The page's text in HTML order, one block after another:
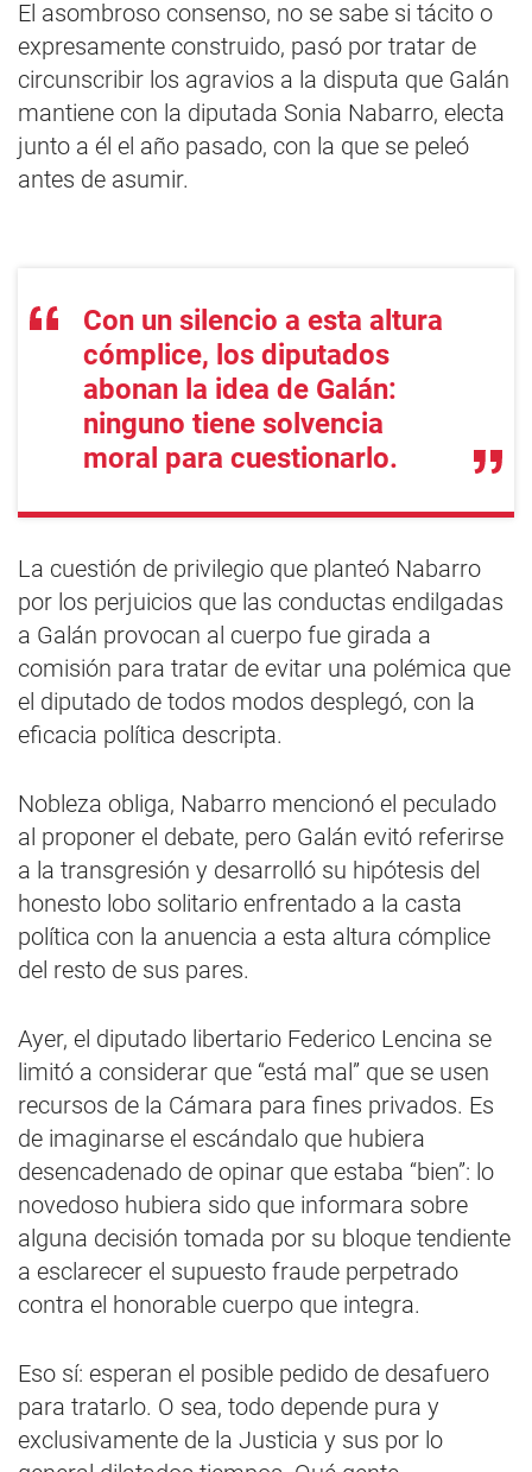
El asombroso consenso, no se sabe si tácito o
expresamente construido, pasó por tratar de
circunscribir los agravios a la disputa que Galán
mantiene con la diputada Sonia Nabarro, electa
junto a él el año pasado, con la que se peleó
antes de asumir.
Con un silencio a esta altura
cómplice, los diputados
abonan la idea de Galán:
ninguno tiene solvencia
moral para cuestionarlo.
La cuestión de privilegio que planteó Nabarro
por los perjuicios que las conductas endilgadas
a Galán provocan al cuerpo fue girada a
comisión para tratar de evitar una polémica que
el diputado de todos modos desplegó, con la
eficacia política descripta.
Nobleza obliga, Nabarro mencionó el peculado
al proponer el debate, pero Galán evitó referirse
a la transgresión y desarrolló su hipótesis del
honesto lobo solitario enfrentado a la casta
política con la anuencia a esta altura cómplice
del resto de sus pares.
Ayer, el diputado libertario Federico Lencina se
limitó a considerar que “está mal” que se usen
recursos de la Cámara para fines privados. Es
de imaginarse el escándalo que hubiera
desencadenado de opinar que estaba “bien”: lo
novedoso hubiera sido que informara sobre
alguna decisión tomada por su bloque tendiente
a esclarecer el supuesto fraude perpetrado
contra el honorable cuerpo que integra.
Eso sí: esperan el posible pedido de desafuero
para tratarlo. O sea, todo depende pura y
exclusivamente de la Justicia y sus por lo